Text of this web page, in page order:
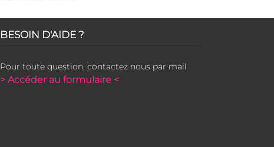
BESOIN D'AIDE ?
Pour toute question, contactez nous par mail
> Accéder au formulaire <